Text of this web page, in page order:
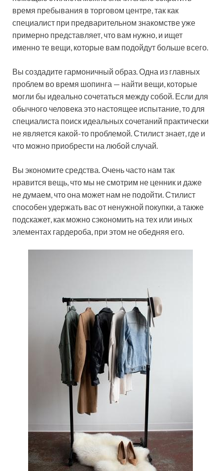
время пребывания в торговом центре, так как
специалист при предварительном знакомстве уже
примерно представляет, что вам нужно, и ищет
именно те вещи, которые вам подойдут больше всего.
Вы создадите гармоничный образ. Одна из главных
проблем во время шопинга — найти вещи, которые
могли бы идеально сочетаться между собой. Если для
обычного человека это настоящее испытание, то для
специалиста поиск идеальных сочетаний практически
не является какой-то проблемой. Стилист знает, где и
что можно приобрести на любой случай.
Вы экономите средства. Очень часто нам так
нравится вещь, что мы не смотрим не ценник и даже
не думаем, что она может нам не подойти. Стилист
способен удержать вас от ненужной покупки, а также
подскажет, как можно сэкономить на тех или иных
элементах гардероба, при этом не обедняя его.